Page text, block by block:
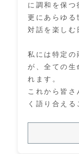
に調和を保つ
更にあらゆる
対話を楽しむ
私には特定の
が、全ての生
れます。
これから皆
く語り合える